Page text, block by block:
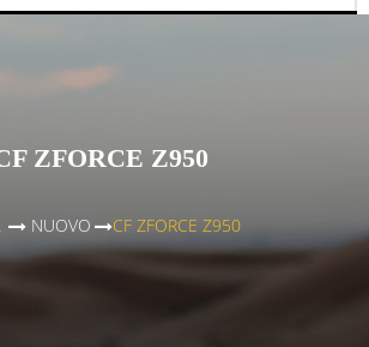
> NUOVO > CF ZFORCE Z950
ZFORCE Z950